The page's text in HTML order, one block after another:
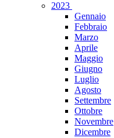
2023
Gennaio
Febbraio
Marzo
Aprile
Maggio
Giugno
Luglio
Agosto
Settembre
Ottobre
Novembre
Dicembre